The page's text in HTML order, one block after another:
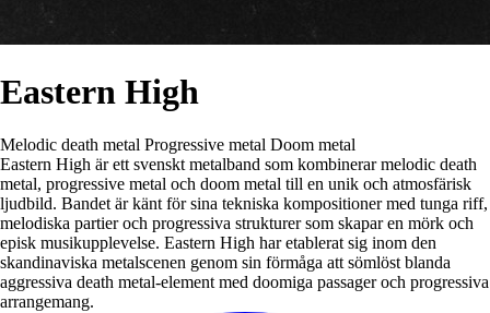
Eastern High
Melodic death metal Progressive metal Doom metal
Eastern High är ett svenskt metalband som kombinerar melodic death
metal, progressive metal och doom metal till en unik och atmosfärisk
ljudbild. Bandet är känt för sina tekniska kompositioner med tunga riff,
melodiska partier och progressiva strukturer som skapar en mörk och
episk musikupplevelse. Eastern High har etablerat sig inom den
skandinaviska metalscenen genom sin förmåga att sömlöst blanda
aggressiva death metal-element med doomiga passager och progressiva
arrangemang.